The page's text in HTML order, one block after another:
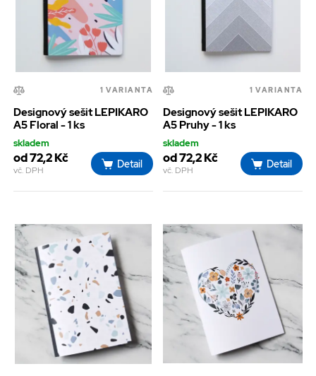
1 VARIANTA
Designový sešit LEPIKARO
A5 Floral - 1 ks
skladem
od 72,2 Kč
vč. DPH
Detail
1 VARIANTA
Designový sešit LEPIKARO
A5 Pruhy - 1 ks
skladem
od 72,2 Kč
vč. DPH
Detail